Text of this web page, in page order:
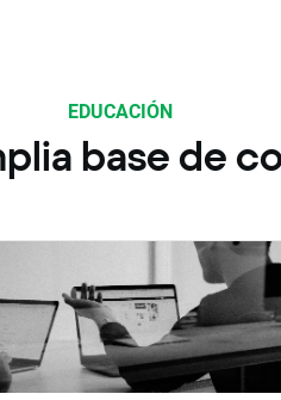
EDUCACIÓN
base de